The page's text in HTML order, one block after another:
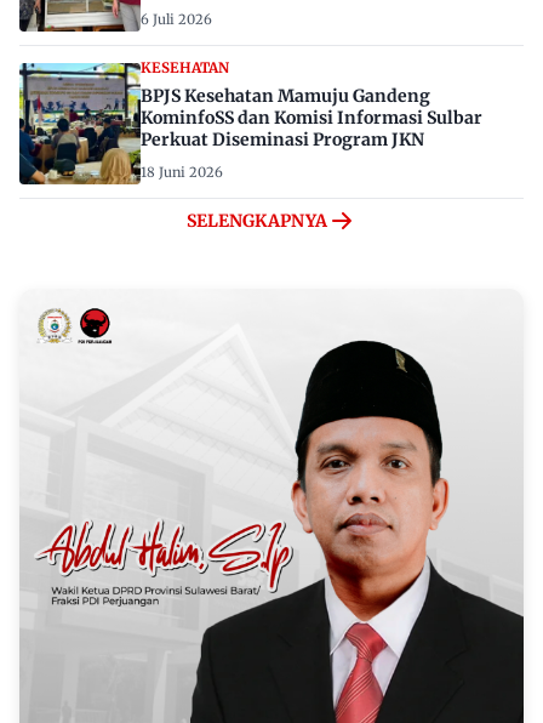
6 Juli 2026
KESEHATAN
BPJS Kesehatan Mamuju Gandeng
KominfoSS dan Komisi Informasi Sulbar
Perkuat Diseminasi Program JKN
18 Juni 2026
SELENGKAPNYA